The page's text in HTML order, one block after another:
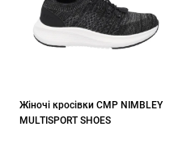
Жіночі кросівки CMP NIMBLEY
MULTISPORT SHOES